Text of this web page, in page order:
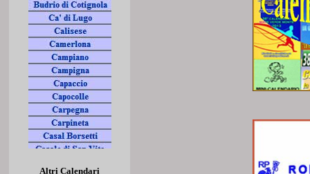
Altri Calendari